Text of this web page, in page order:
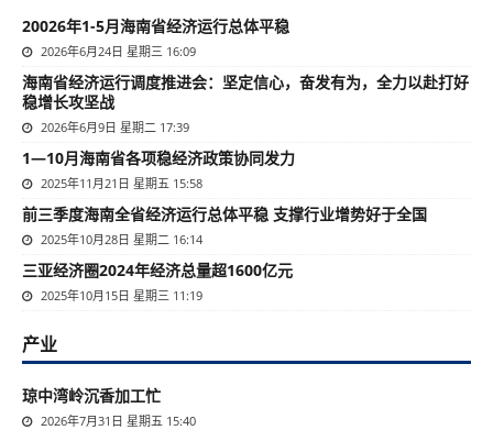
20026年1-5月海南省经济运行总体平稳
2026年6月24日 星期三 16:09
海南省经济运行调度推进会：坚定信心，奋发有为，全力以赴打好
稳增长攻坚战
2026年6月9日 星期二 17:39
1—10月海南省各项稳经济政策协同发力
2025年11月21日 星期五 15:58
前三季度海南全省经济运行总体平稳 支撑行业增势好于全国
2025年10月28日 星期二 16:14
三亚经济圈2024年经济总量超1600亿元
2025年10月15日 星期三 11:19
产业
琼中湾岭沉香加工忙
2026年7月31日 星期五 15:40